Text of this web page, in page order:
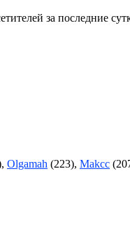
за последние
Olgamah (223), Makcc